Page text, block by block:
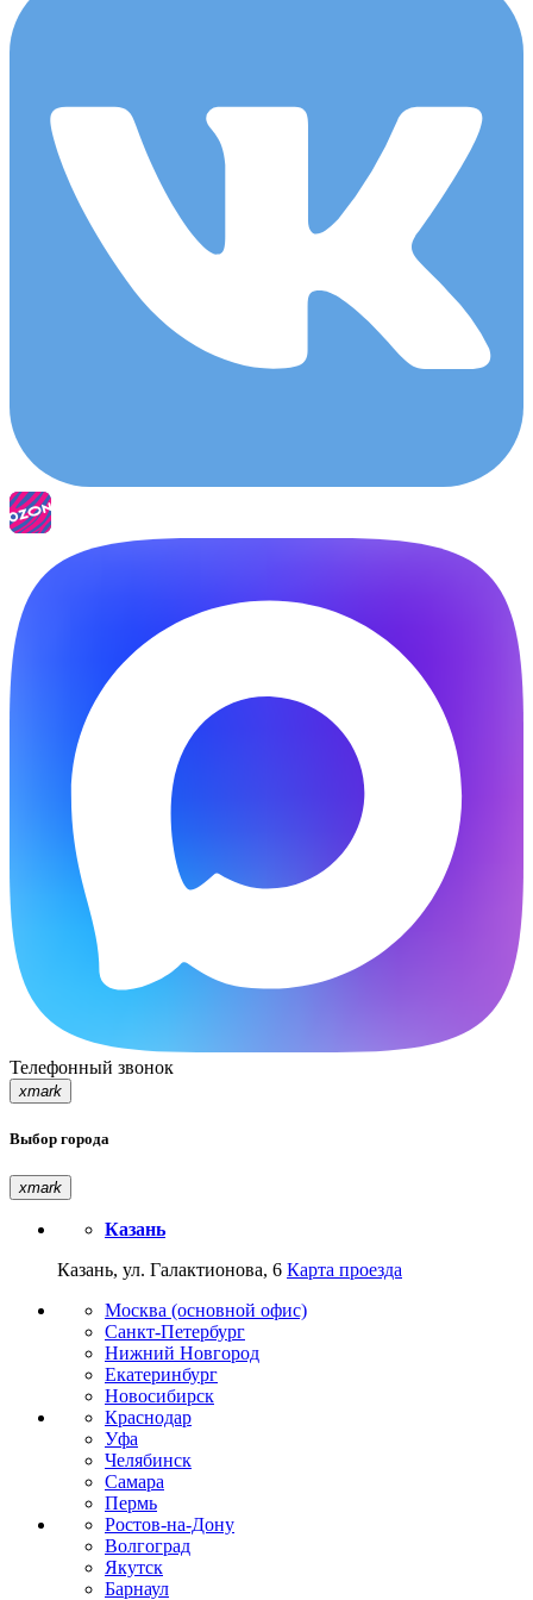
Телефонный звонок
xmark
Выбор города
xmark
Казань
Казань, ул. Галактионова, 6 Карта проезда
Москва (основной офис)
Санкт-Петербург
Нижний Новгород
Екатеринбург
Новосибирск
Краснодар
Уфа
Челябинск
Самара
Пермь
Ростов-на-Дону
Волгоград
Якутск
Барнаул